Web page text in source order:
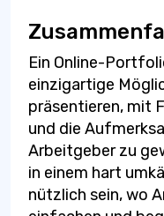
Ein Online-
einzigartige
präsentieren, mit
und die
Arbeitgeber zu
in einem hart
nützlich sein, wo